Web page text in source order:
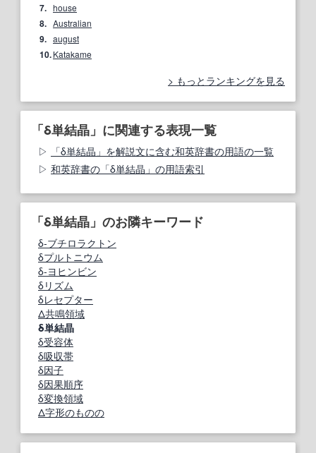
7. house
8. Australian
9. august
10.Katakame
もっとランキングを見る
「δ単結晶」に関連する表現一覧
「δ単結晶」を解説文に含む和英辞書の用語の一覧
和英辞書の「δ単結晶」の用語索引
「δ単結晶」のお隣キーワード
δ‐ブチロラクトン
δプルトニウム
δ‐ヨヒンビン
δリズム
δレセプター
Δ共鳴領域
δ単結晶
δ受容体
δ吸収帯
δ因子
δ因果順序
δ変換領域
Δ字形のものの